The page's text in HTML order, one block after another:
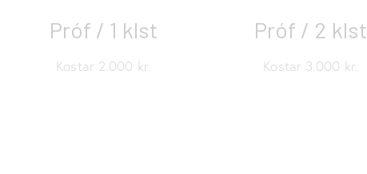
Próf / 1 klst
Kostar 2.000 kr.
Próf / 2 klst
Kostar 3.000 kr.